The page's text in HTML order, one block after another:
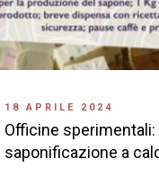
18 APRILE 2024
Officine
saponificazione a